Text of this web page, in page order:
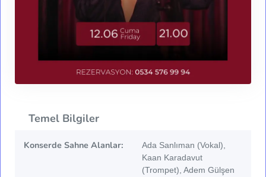
Temel Bilgiler
Konserde Sahne Alanlar:
Ada Sanlıman (Vokal),
Kaan Karadavut
(Trompet), Adem Gülşen